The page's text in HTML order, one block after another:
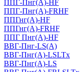
ППГ-Пнг(А)-HF
ППГ-Пнг(А)-FRHF
ППГнг(А)-HF
ППГнг(А)-FRHF
ППГ Пнг(А)-HF
ВВГ-Пнг-LS(А)
ВВГ-Пнг(А)-LSLTx
ВВГ-Пнг(А)-LS